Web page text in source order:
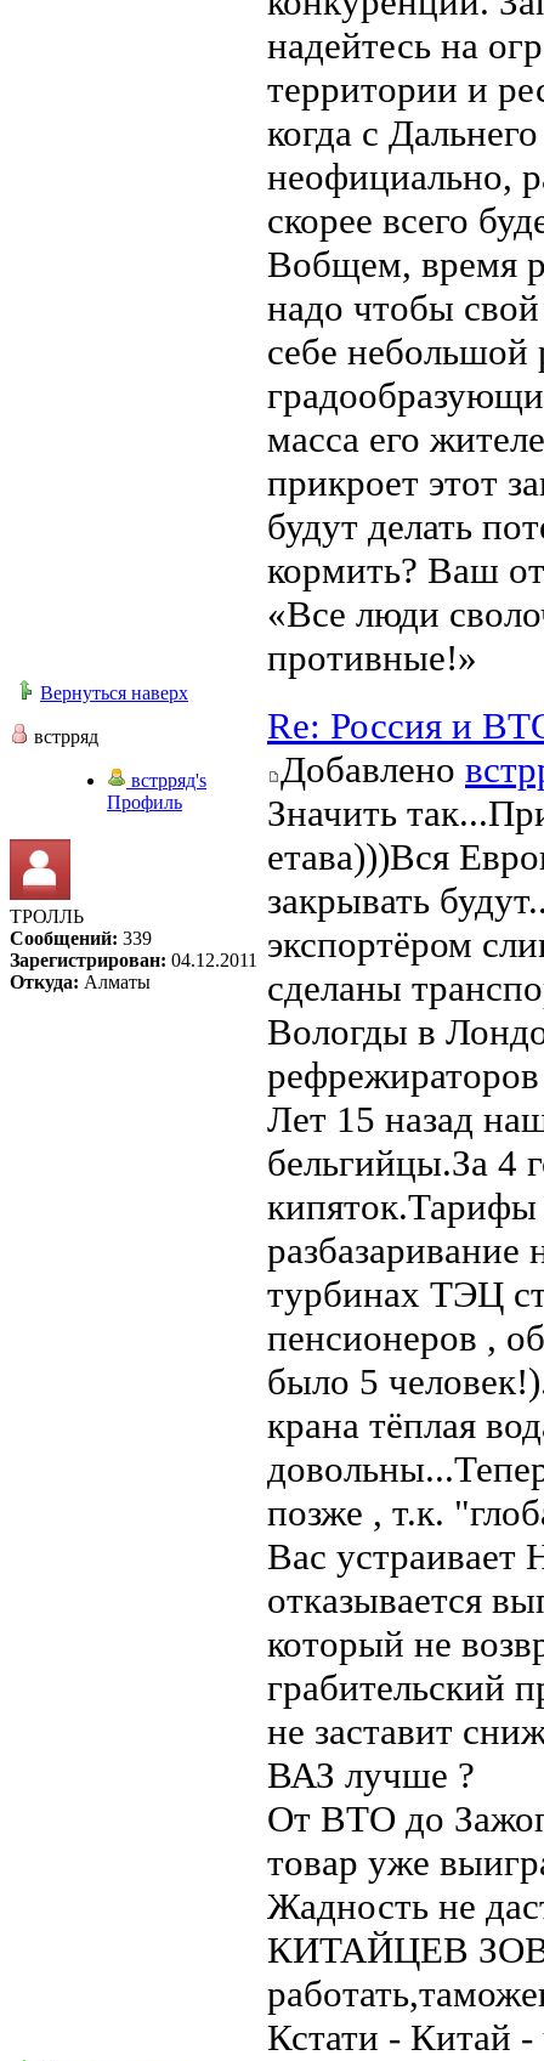
надейтесь на
территории и
когда с
неофициально,
скорее всего
Вобщем, время
надо чтобы
себе небольшой
масса его
прикроет этот
будут делать
кормить? Ваш
«Все люди
противные!»
Вернуться наверх
встрряд
встрряд's
Профиль
ТРОЛЛЬ
Сообщений: 339
Зарегистрирован: 04.12.2011
Откуда: Алматы
Re: Россия и
Добавлено
Значить
етава)))Вся
закрывать
экспортёром
сделаны
Вологды в
Лет 15 назад
бельгийцы.За 4
разбазаривание
турбинах ТЭЦ
пенсионеров ,
было 5
крана тёплая
позже , т.к.
Вас
отказывается
который не
не заставит
ВАЗ лучше ?
От ВТО до
товар уже
Жадность не
КИТАЙЦЕВ
Кстати - Китай